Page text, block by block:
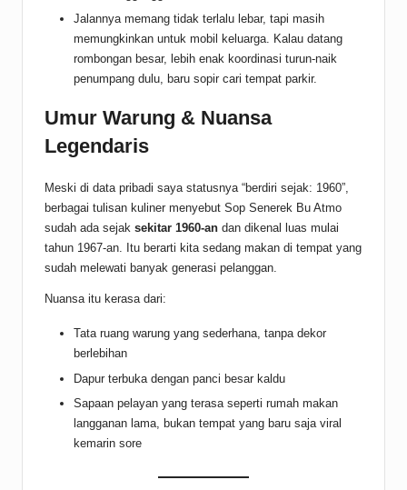
Jalannya memang tidak terlalu lebar, tapi masih
memungkinkan untuk mobil keluarga. Kalau datang
rombongan besar, lebih enak koordinasi turun-naik
penumpang dulu, baru sopir cari tempat parkir.
Umur Warung & Nuansa
Legendaris
Meski di data pribadi saya statusnya “berdiri sejak: 1960”,
berbagai tulisan kuliner menyebut Sop Senerek Bu Atmo
sudah ada sejak sekitar 1960-an dan dikenal luas mulai
tahun 1967-an. Itu berarti kita sedang makan di tempat yang
sudah melewati banyak generasi pelanggan.
Nuansa itu kerasa dari:
Tata ruang warung yang sederhana, tanpa dekor
berlebihan
Dapur terbuka dengan panci besar kaldu
Sapaan pelayan yang terasa seperti rumah makan
langganan lama, bukan tempat yang baru saja viral
kemarin sore